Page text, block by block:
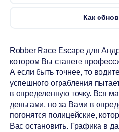
Как
Robber Race Escape для
котором Вы станете
А если быть точнее, то
успешного ограбления
в определенную точку. Вся
деньгами, но за Вами в
погонятся полицейские,
Вас остановить. Графика в